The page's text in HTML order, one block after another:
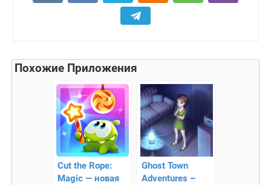
Похожие Приложения
Cut the Rope:
Magic — новая
Ghost Town
Adventures –